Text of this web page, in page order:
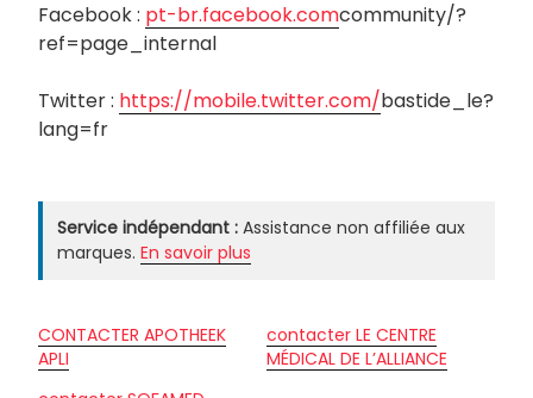
Facebook : pt-br.facebook.comcommunity/?
ref=page_internal
Twitter : https://mobile.twitter.com/bastide_le?
lang=fr
Service indépendant : Assistance non affiliée aux
marques. En savoir plus
CONTACTER APOTHEEK
APLI
contacter LE CENTRE
MÉDICAL DE L’ALLIANCE